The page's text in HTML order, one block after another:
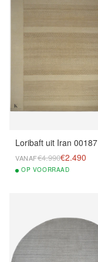
Loribaft uit Iran 00187
VANAF€4.990€2.490
OP VOORRAAD